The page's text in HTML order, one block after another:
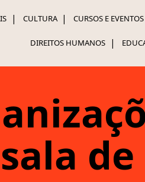
CULTURA CURSOS E EVENTOS
DIREITOS HUMANOS